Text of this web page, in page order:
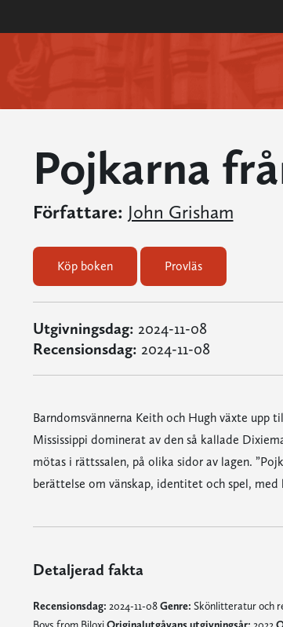
Pojkarna
Författare: John Grisham
Köp boken Provläs
Utgivningsdag: 2024-11-08
Recensionsdag: 2024-11-08
Barndomsvännerna Keith och Hugh växte upp
Mississippi dominerat av den så kallade
mötas i rättssalen, på olika sidor av lagen.
berättelse om vänskap, identitet och spel, med
Detaljerad fakta
Recensionsdag: 2024-11-08Genre: Skönlitteratur och